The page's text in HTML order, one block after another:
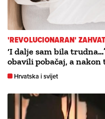
'REVOLUCIONARAN' ZAHVAT
‘I dalje sam bila
obavili pobačaj, a
Hrvatska i svijet